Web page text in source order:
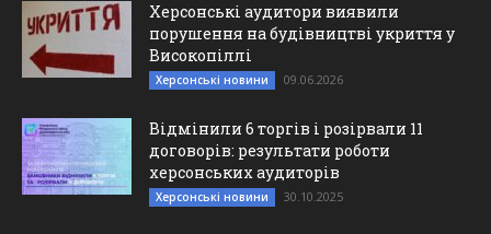
Херсонські аудитори виявили
порушення на будівництві укриття у
Високопіллі
Херсонські новини 09.06.2026
Відмінили 6 торгів і розірвали 11
договорів: результати роботи
херсонських аудиторів
Херсонські новини 30.10.2025